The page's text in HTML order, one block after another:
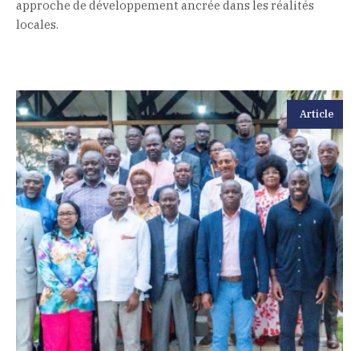
approche de développement ancrée dans les réalités
locales.
Article